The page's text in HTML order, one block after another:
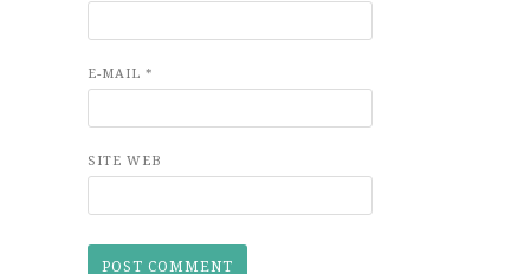
E-MAIL *
SITE WEB